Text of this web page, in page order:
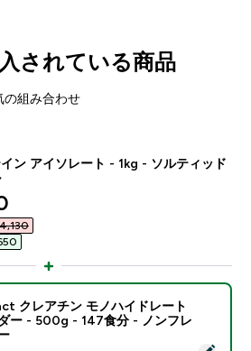
されている商品
の組み合わせ
ン アイソレート - 1kg - ソルティッド
price
クレアチン モノハイドレート
ー - 500g - 147食分 - ノンフレ